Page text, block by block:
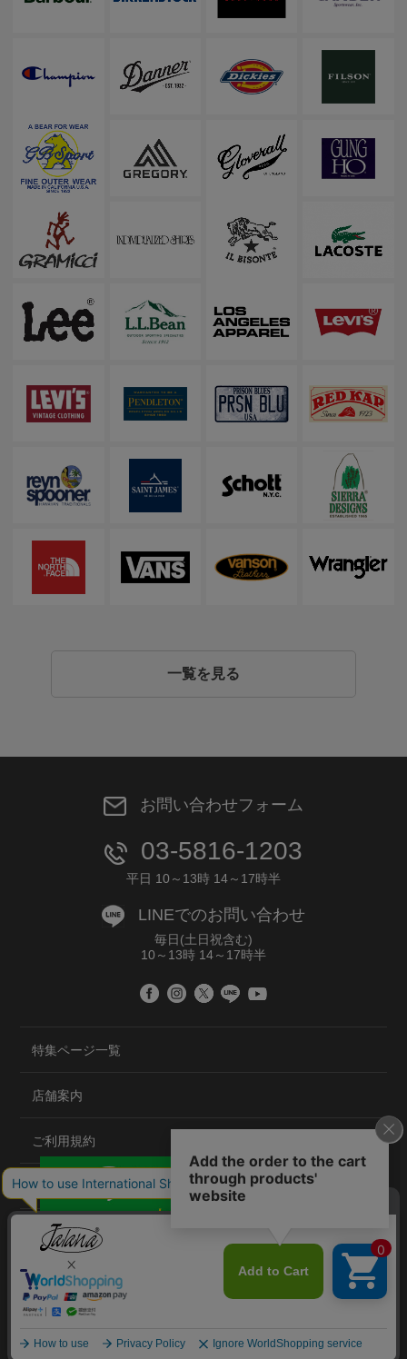
一覧を見る
お問い合わせフォーム
03-5816-1203
平日 10～13時 14～17時半
LINEでのお問い合わせ
毎日(土日祝含む)
10～13時 14～17時半
特集ページ一覧
店舗案内
ご利用規約
プライバシーポリシー
特定商取引法について
会社概要
©2020 TRANS GLOBAL CO.,LTD.